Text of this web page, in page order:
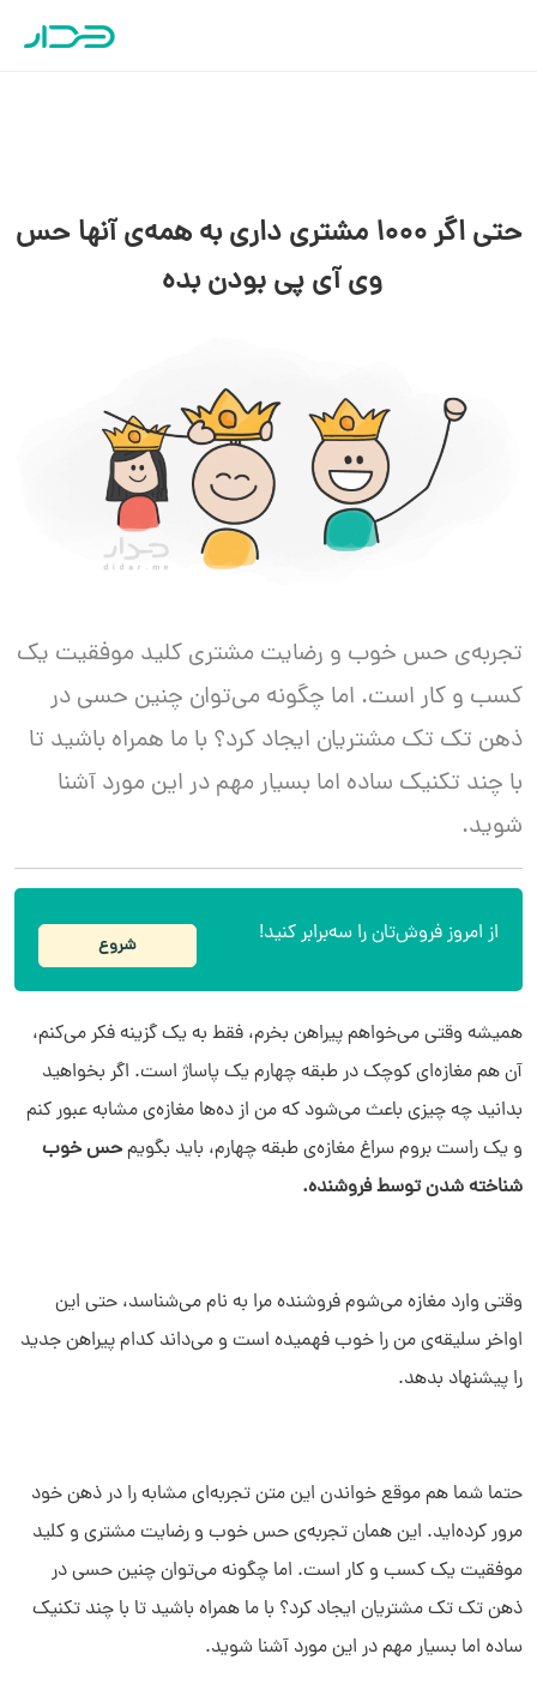
حتی اگر 1000 مشتری داری به همه­‌ی آنها حس
وی آی پی بودن بده
تجربه‌ی حس خوب و رضایت مشتری کلید موفقیت یک
کسب و کار است. اما چگونه می‌توان چنین حسی در
ذهن تک تک مشتریان ایجاد کرد؟ با ما همراه باشید تا
با چند تکنیک ساده اما بسیار مهم در این مورد آشنا
شوید.
از امروز فروش‌تان را سه‌برابر کنید! شروع
همیشه وقتی می­‌خواهم پیراهن بخرم، فقط به یک گزینه فکر می­‌کنم،
آن هم مغازه‌‌­ای کوچک در طبقه چهارم یک پاساژ است. اگر بخواهید
بدانید چه چیزی باعث می­‌شود که من از ده­‌ها مغازه­‌ی مشابه عبور کنم
و یک راست بروم سراغ مغازه­‌ی طبقه چهارم، باید بگویمحس خوب
شناخته شدن توسط فروشنده.
وقتی وارد مغازه می‌­شوم فروشنده مرا به نام می­‌شناسد، حتی این
اواخر سلیقه­‌ی من را خوب فهمیده است و می­‌داند کدام پیراهن جدید
را پیشنهاد بدهد.
حتما شما هم موقع خواندن این متن تجربه­‌ای مشابه را در ذهن خود
مرور کرده‌­اید. این همان تجربه­‌ی حس خوب و رضایت مشتری و کلید
موفقیت یک کسب و کار است. اما چگونه می‌­توان چنین حسی در
ذهن تک تک مشتریان ایجاد کرد؟ با ما همراه باشید تا با چند تکنیک
ساده اما بسیار مهم در این مورد آشنا شوید.